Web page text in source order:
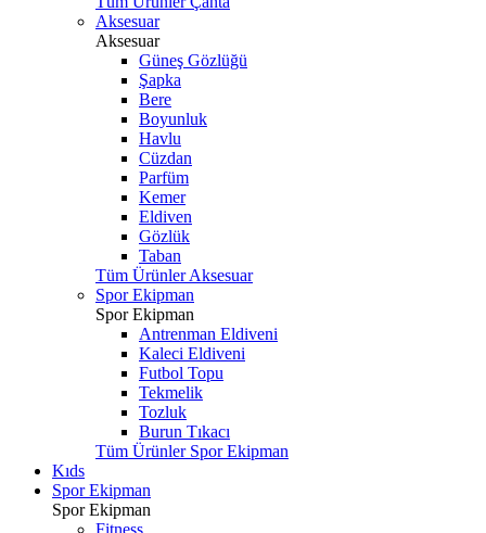
Aksesuar
Aksesuar
Güneş Gözlüğü
Şapka
Bere
Boyunluk
Havlu
Cüzdan
Parfüm
Kemer
Eldiven
Gözlük
Taban
Tüm Ürünler Aksesuar
Spor Ekipman
Spor Ekipman
Antrenman Eldiveni
Kaleci Eldiveni
Futbol Topu
Tekmelik
Tozluk
Burun Tıkacı
Tüm Ürünler Spor Ekipman
Kıds
Spor Ekipman
Spor Ekipman
Fitness